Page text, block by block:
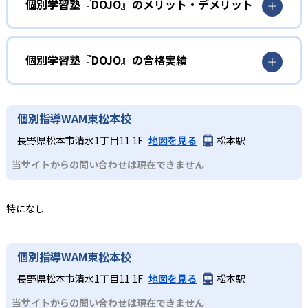
2 専任講師のサポート
教室では専任講師が一人ひとりの学習状況をモニタリング
し、画面上の学習結果を踏まえてリアルタイムでアドバイ
なタイミングで声かけや解説が受けられるため、集中力を
月謝を実現。
算数の計算や国語の漢字・語彙、英語の英単語学習によっ
て基礎を固める。AIタブレットで「わからない」を早期に
発見し、少しずつ自信をつけながら進めることが可能だ。
中学生
苦手を克服したい人
苦手単元の克服が急務となる人に向いている。AIが自動で
苦手分野を洗い出して繰り返し学習できるほか、教室での
説する。
個別学習塾『DOJO』のメリット・デメリット
どんなメリットがある?
AIタブレットによる自動出題・採点で、基礎の「わからな
い」を即座に検出して重点学習できるため、無駄のない効
率学習が可能である。また、専任講師が個別にフォローす
ることで自学力が未熟な児童でも集中力を維持しやすい。
どんなデメリットがある?
対応科目は算数・国語・英語の基礎3科目に限られるため、
理科・社会や高度な応用学習には別途対策が必要である。
また、自宅でのタブレット学習には一定の自律性が求めら
ない。教室ごとの時間割・料金は異なるため、詳細は各教
個別学習塾『DOJO』の合格実績
個別学習塾『DOJO』は合格実績を公式サイトで公開してい
個別指導WAM東松本校
長野県松本市清水1丁目11 1F 地図を見る
松本駅
当サイトからの問い合わせは現在できません
特になし
個別指導WAM東松本校
長野県松本市清水1丁目11 1F 地図を見る
松本駅
当サイトからの問い合わせは現在できません